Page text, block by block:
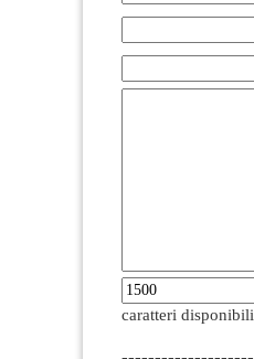
caratteri disponibili